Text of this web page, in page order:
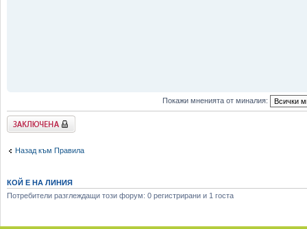
Покажи мненията от миналия:
Заключена
Назад към Правила
КОЙ Е НА ЛИНИЯ
Потребители разглеждащи този форум: 0 регистрирани и 1 госта